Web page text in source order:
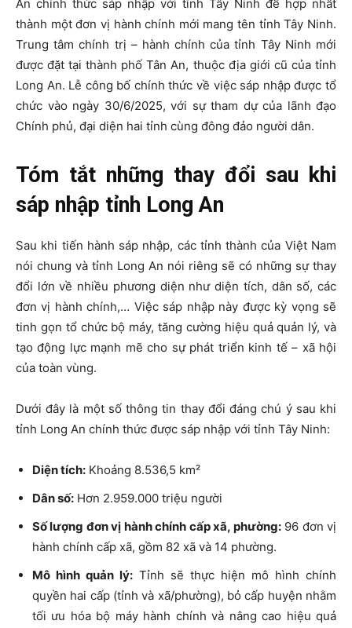
An chính thức sáp nhập với tỉnh Tây Ninh để hợp nhất
thành một đơn vị hành chính mới mang tên tỉnh Tây Ninh.
Trung tâm chính trị – hành chính của tỉnh Tây Ninh mới
được đặt tại thành phố Tân An, thuộc địa giới cũ của tỉnh
Long An. Lễ công bố chính thức về việc sáp nhập được tổ
chức vào ngày 30/6/2025, với sự tham dự của lãnh đạo
Chính phủ, đại diện hai tỉnh cùng đông đảo người dân.
Tóm tắt những thay đổi sau khi
sáp nhập tỉnh Long An
Sau khi tiến hành sáp nhập, các tỉnh thành của Việt Nam
nói chung và tỉnh Long An nói riêng sẽ có những sự thay
đổi lớn về nhiều phương diện như diện tích, dân số, các
đơn vị hành chính,… Việc sáp nhập này được kỳ vọng sẽ
tinh gọn tổ chức bộ máy, tăng cường hiệu quả quản lý, và
tạo động lực mạnh mẽ cho sự phát triển kinh tế – xã hội
của toàn vùng.
Dưới đây là một số thông tin thay đổi đáng chú ý sau khi
tỉnh Long An chính thức được sáp nhập với tỉnh Tây Ninh:
Diện tích: Khoảng 8.536,5 km²
Dân số: Hơn 2.959.000 triệu người
Số lượng đơn vị hành chính cấp xã, phường:96 đơn vị
hành chính cấp xã, gồm 82 xã và 14 phường.
Mô hình quản lý: Tỉnh sẽ thực hiện mô hình chính
quyền hai cấp (tỉnh và xã/phường), bỏ cấp huyện nhằm
tối ưu hóa bộ máy hành chính và nâng cao hiệu quả